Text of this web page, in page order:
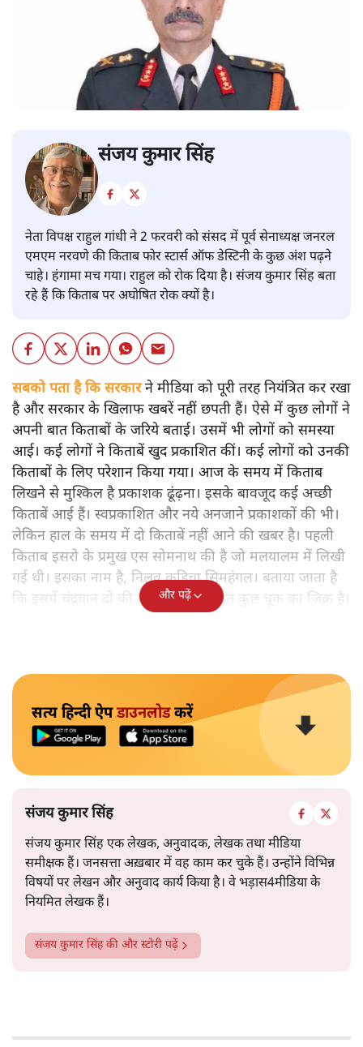
संजय कुमार सिंह
नेता विपक्ष राहुल गांधी ने 2 फरवरी को संसद में पूर्व सेनाध्यक्ष जनरल
एमएम नरवणे की किताब फोर स्टार्स ऑफ डेस्टिनी के कुछ अंश पढ़ने
चाहे। हंगामा मच गया। राहुल को रोक दिया है। संजय कुमार सिंह बता
रहे हैं कि किताब पर अघोषित रोक क्यों है।
सबको पता है कि सरकारने मीडिया को पूरी तरह नियंत्रित कर रखा
है और सरकार के खिलाफ खबरें नहीं छपती हैं। ऐसे में कुछ लोगों ने
अपनी बात किताबों के जरिये बताई। उसमें भी लोगों को समस्या
आई। कई लोगों ने किताबें खुद प्रकाशित कीं। कई लोगों को उनकी
किताबों के लिए परेशान किया गया। आज के समय में किताब
लिखने से मुश्किल है प्रकाशक ढूंढ़ना। इसके बावजूद कई अच्छी
किताबें आई हैं। स्वप्रकाशित और नये अनजाने प्रकाशकों की भी।
लेकिन हाल के समय में दो किताबें नहीं आने की खबर है। पहली
किताब इसरो के प्रमुख एस सोमनाथ की है जो मलयालम में लिखी
गई थी। इसका नाम है, निलवु कुडिचा सिमहंगल। बताया जाता है
कि इसमें चंद्रयान दो की नाकामी से संबंधित कुछ चूक का जिक्र है।
और पढ़ें
सत्य हिन्दी ऐपडाउनलोडकरें
संजय कुमार सिंह
संजय कुमार सिंह एक लेखक, अनुवादक, लेखक तथा मीडिया
समीक्षक हैं। जनसत्ता अख़बार में वह काम कर चुके हैं। उन्होंने विभिन्न
विषयों पर लेखन और अनुवाद कार्य किया है। वे भड़ास4मीडिया के
नियमित लेखक हैं।
संजय कुमार सिंहकी और स्टोरी पढ़ें